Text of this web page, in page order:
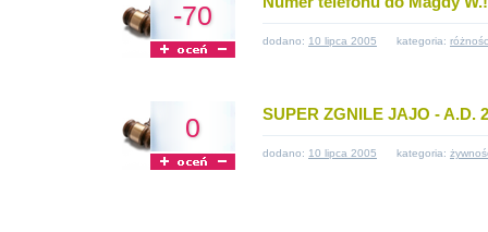
-70
dodano: 10 lipca 2005 kategoria:
0 SUPER ZGNILE JAJO - A.D.
dodano: 10 lipca 2005 kategoria: